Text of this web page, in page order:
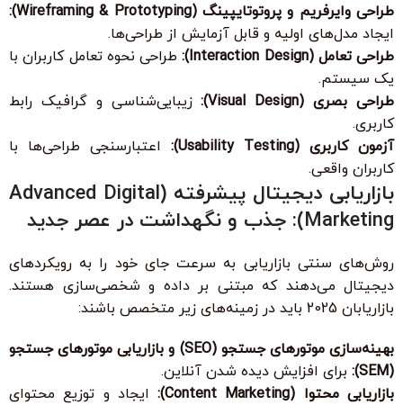
طراحی وایرفریم و پروتوتایپینگ (Wireframing & Prototyping):
ایجاد مدل‌های اولیه و قابل آزمایش از طراحی‌ها.
طراحی تعامل (Interaction Design):
طراحی نحوه تعامل کاربران با
یک سیستم.
طراحی بصری (Visual Design):
زیبایی‌شناسی و گرافیک رابط
کاربری.
آزمون کاربری (Usability Testing):
اعتبارسنجی طراحی‌ها با
کاربران واقعی.
بازاریابی دیجیتال پیشرفته (Advanced Digital
Marketing): جذب و نگهداشت در عصر جدید
روش‌های سنتی بازاریابی به سرعت جای خود را به رویکردهای
دیجیتال می‌دهند که مبتنی بر داده و شخصی‌سازی هستند.
بازاریابان 2025 باید در زمینه‌های زیر متخصص باشند:
بهینه‌سازی موتورهای جستجو (SEO) و بازاریابی موتورهای جستجو
(SEM):
برای افزایش دیده شدن آنلاین.
بازاریابی محتوا (Content Marketing):
ایجاد و توزیع محتوای